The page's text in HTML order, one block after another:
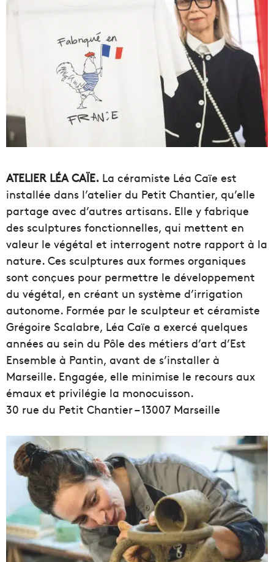
ATELIER LÉA CAÏE. La céramiste Léa Caïe est
installée dans l’atelier du Petit Chantier, qu’elle
partage avec d’autres artisans. Elle y fabrique
des sculptures fonctionnelles, qui mettent en
valeur le végétal et interrogent notre rapport à la
nature. Ces sculptures aux formes organiques
sont conçues pour permettre le développement
du végétal, en créant un système d’irrigation
autonome. Formée par le sculpteur et céramiste
Grégoire Scalabre, Léa Caïe a exercé quelques
années au sein du Pôle des métiers d’art d’Est
Ensemble à Pantin, avant de s’installer à
Marseille. Engagée, elle minimise le recours aux
émaux et privilégie la monocuisson.
30 rue du Petit Chantier – 13007 Marseille